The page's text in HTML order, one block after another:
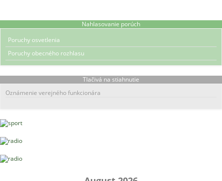
Nahlasovanie porúch
Poruchy osvetlenia
Poruchy obecného rozhlasu
Tlačivá na stiahnutie
Oznámenie verejného funkcionára